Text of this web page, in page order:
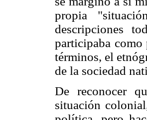
propia
descripciones
participaba
términos, el
de la sociedad
De reconocer
situación